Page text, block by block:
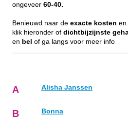
ongeveer 60-40.
Benieuwd naar de exacte kosten en
klik hieronder of dichtbijzijnste
en bel of ga langs voor meer info
A Alisha Janssen
B Bonna